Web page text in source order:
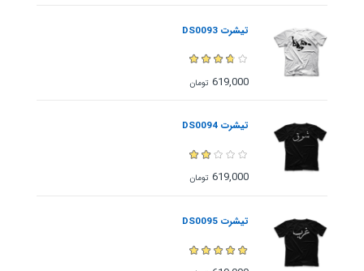
تیشرت DS0093
619,000 تومان
تیشرت DS0094
619,000 تومان
تیشرت DS0095